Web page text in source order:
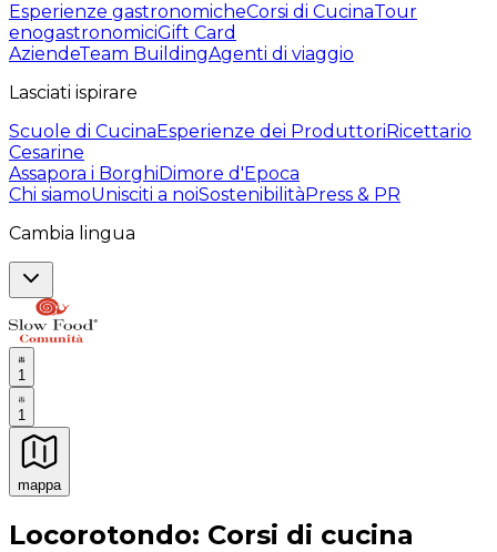
Esperienze gastronomicheCorsi di CucinaTour
enogastronomiciGift Card
AziendeTeam BuildingAgenti di viaggio
Lasciati ispirare
Scuole di CucinaEsperienze dei ProduttoriRicettario
Cesarine
Assapora i BorghiDimore d'Epoca
Chi siamoUnisciti a noiSostenibilitàPress & PR
Cambia lingua
1
1
mappa
Esperienze culinarie indimenticabili: Esperienze
Locorotondo: Corsi di cucina